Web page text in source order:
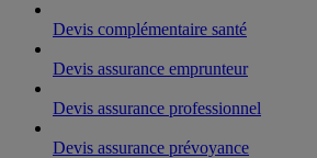
Devis complémentaire santé
Devis assurance emprunteur
Devis assurance professionnel
Devis assurance prévoyance